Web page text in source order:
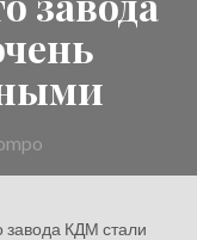
завода КДМ стали